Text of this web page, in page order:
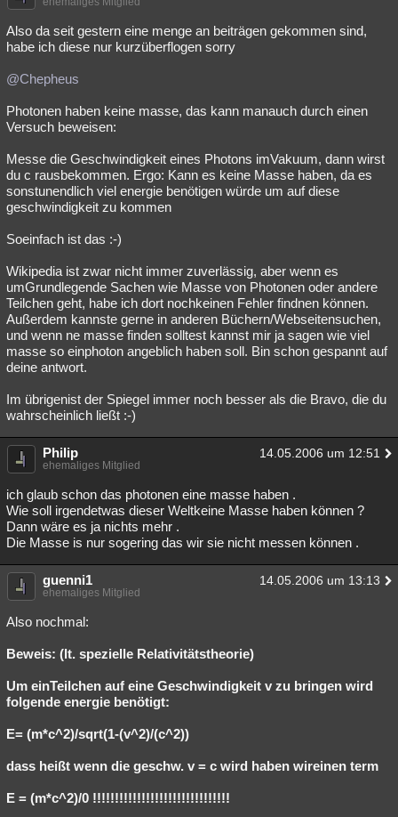
Also da seit gestern eine menge an beiträgen gekommen sind,
habe ich diese nur kurzüberflogen sorry
@Chepheus
Photonen haben keine masse, das kann manauch durch einen
Versuch beweisen:
Messe die Geschwindigkeit eines Photons imVakuum, dann wirst
du c rausbekommen. Ergo: Kann es keine Masse haben, da es
sonstunendlich viel energie benötigen würde um auf diese
geschwindigkeit zu kommen
Soeinfach ist das :-)
Wikipedia ist zwar nicht immer zuverlässig, aber wenn es
umGrundlegende Sachen wie Masse von Photonen oder andere
Teilchen geht, habe ich dort nochkeinen Fehler findnen können.
Außerdem kannste gerne in anderen Büchern/Webseitensuchen,
und wenn ne masse finden solltest kannst mir ja sagen wie viel
masse so einphoton angeblich haben soll. Bin schon gespannt auf
deine antwort.
Im übrigenist der Spiegel immer noch besser als die Bravo, die du
wahrscheinlich ließt :-)
Philip 14.05.2006 um 12:51
ehemaliges Mitglied
ich glaub schon das photonen eine masse haben .
Wie soll irgendetwas dieser Weltkeine Masse haben können ?
Dann wäre es ja nichts mehr .
Die Masse is nur sogering das wir sie nicht messen können .
guenni1 14.05.2006 um 13:13
ehemaliges Mitglied
Also nochmal:
Beweis: (lt. spezielle Relativitätstheorie)
Um einTeilchen auf eine Geschwindigkeit v zu bringen wird
folgende energie benötigt:
E= (m*c^2)/sqrt(1-(v^2)/(c^2))
dass heißt wenn die geschw. v = c wird haben wireinen term
E = (m*c^2)/0 !!!!!!!!!!!!!!!!!!!!!!!!!!!!!!!